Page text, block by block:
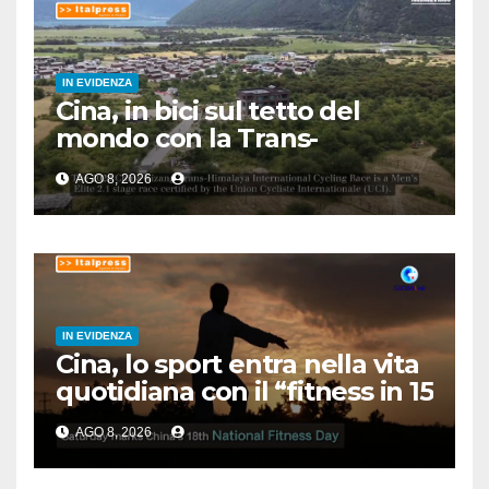
IN EVIDENZA
Cina, in bici sul tetto del
mondo con la Trans-
Himalaya Race
AGO 8, 2026
IN EVIDENZA
Cina, lo sport entra nella vita
quotidiana con il “fitness in 15
minuti”
AGO 8, 2026